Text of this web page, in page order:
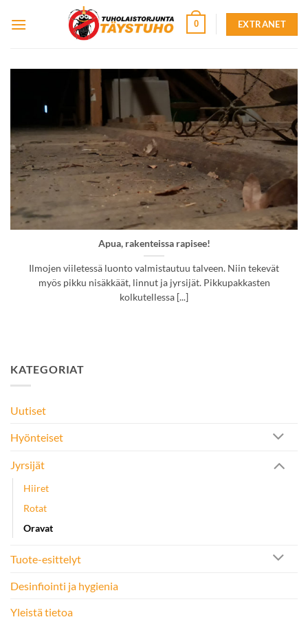
0 EXTRANET
Apua, rakenteissa rapisee!
Ilmojen viiletessä luonto valmistautuu talveen. Niin tekevät
myös pikku nisäkkäät, linnut ja jyrsijät. Pikkupakkasten
kolkutellessa [...]
KATEGORIAT
Uutiset
Hyönteiset
Jyrsijät
Hiiret
Rotat
Oravat
Tuote-esittelyt
Desinfiointi ja hygienia
Yleistä tietoa